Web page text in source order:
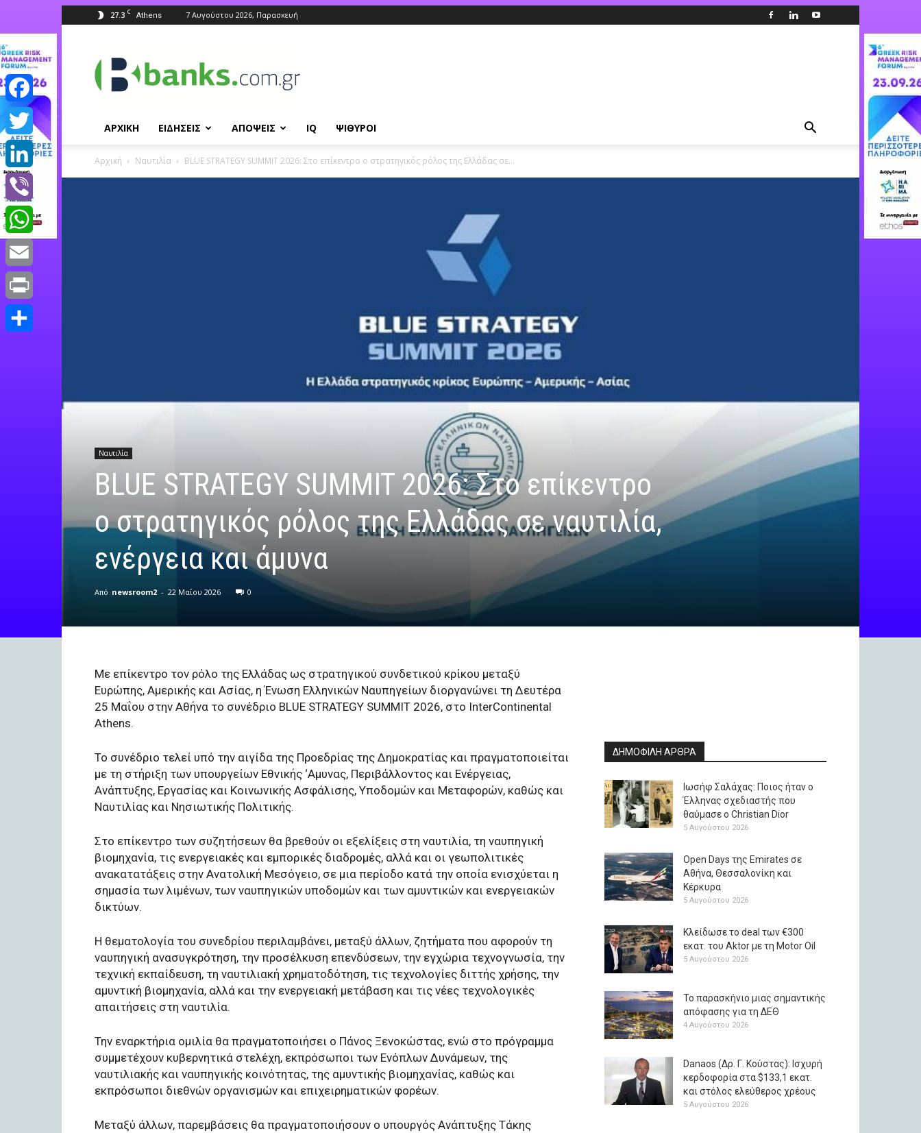
27.3 C Athens 7 Αυγούστου 2026, Παρασκευή
ΑΡΧΙΚΗ ΕΙΔΗΣΕΙΣ ΑΠΟΨΕΙΣ IQ ΨΙΘΥΡΟΙ
Αρχική Ναυτιλία BLUE STRATEGY SUMMIT 2026: Στο επίκεντρο ο στρατηγικός ρόλος της Ελλάδας σε...
Ναυτιλία
BLUE STRATEGY SUMMIT 2026: Στο επίκεντρο
ο στρατηγικός ρόλος της Ελλάδας σε ναυτιλία,
ενέργεια και άμυνα
Από newsroom2 - 22 Μαΐου 2026 0
Με επίκεντρο τον ρόλο της Ελλάδας ως στρατηγικού συνδετικού κρίκου μεταξύ
Ευρώπης, Αμερικής και Ασίας, η Ένωση Ελληνικών Ναυπηγείων διοργανώνει τη Δευτέρα
25 Μαΐου στην Αθήνα το συνέδριο BLUE STRATEGY SUMMIT 2026, στο InterContinental
Athens.
Το συνέδριο τελεί υπό την αιγίδα της Προεδρίας της Δημοκρατίας και πραγματοποιείται
με τη στήριξη των υπουργείων Εθνικής ‘Αμυνας, Περιβάλλοντος και Ενέργειας,
Ανάπτυξης, Εργασίας και Κοινωνικής Ασφάλισης, Υποδομών και Μεταφορών, καθώς και
Ναυτιλίας και Νησιωτικής Πολιτικής.
Στο επίκεντρο των συζητήσεων θα βρεθούν οι εξελίξεις στη ναυτιλία, τη ναυπηγική
βιομηχανία, τις ενεργειακές και εμπορικές διαδρομές, αλλά και οι γεωπολιτικές
ανακατατάξεις στην Ανατολική Μεσόγειο, σε μια περίοδο κατά την οποία ενισχύεται η
σημασία των λιμένων, των ναυπηγικών υποδομών και των αμυντικών και ενεργειακών
δικτύων.
Η θεματολογία του συνεδρίου περιλαμβάνει, μεταξύ άλλων, ζητήματα που αφορούν τη
ναυπηγική ανασυγκρότηση, την προσέλκυση επενδύσεων, την εγχώρια τεχνογνωσία, την
τεχνική εκπαίδευση, τη ναυτιλιακή χρηματοδότηση, τις τεχνολογίες διττής χρήσης, την
αμυντική βιομηχανία, αλλά και την ενεργειακή μετάβαση και τις νέες τεχνολογικές
απαιτήσεις στη ναυτιλία.
Την εναρκτήρια ομιλία θα πραγματοποιήσει ο Πάνος Ξενοκώστας, ενώ στο πρόγραμμα
συμμετέχουν κυβερνητικά στελέχη, εκπρόσωποι των Ενόπλων Δυνάμεων, της
ναυτιλιακής και ναυπηγικής κοινότητας, της αμυντικής βιομηχανίας, καθώς και
εκπρόσωποι διεθνών οργανισμών και επιχειρηματικών φορέων.
Μεταξύ άλλων, παρεμβάσεις θα πραγματοποιήσουν ο υπουργός Ανάπτυξης Τάκης
ΔΗΜΟΦΙΛΗ ΑΡΘΡΑ
Ιωσήφ Σαλάχας: Ποιος ήταν ο
Έλληνας σχεδιαστής που
θαύμασε ο Christian Dior
5 Αυγούστου 2026
Open Days της Emirates σε
Αθήνα, Θεσσαλονίκη και
Κέρκυρα
5 Αυγούστου 2026
Κλείδωσε το deal των €300
εκατ. του Aktor με τη Μotor Oil
5 Αυγούστου 2026
Το παρασκήνιο μιας σημαντικής
απόφασης για τη ΔΕΘ
4 Αυγούστου 2026
Danaos (Δρ. Γ. Κούστας): Ισχυρή
κερδοφορία στα $133,1 εκατ.
και στόλος ελεύθερος χρέους
5 Αυγούστου 2026
Facebook
Twitter
LinkedIn
Viber
WhatsApp
Email
Print